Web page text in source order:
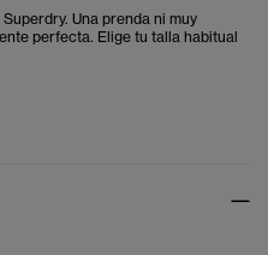
Una prenda ni muy
perfecta. Elige tu talla habitual